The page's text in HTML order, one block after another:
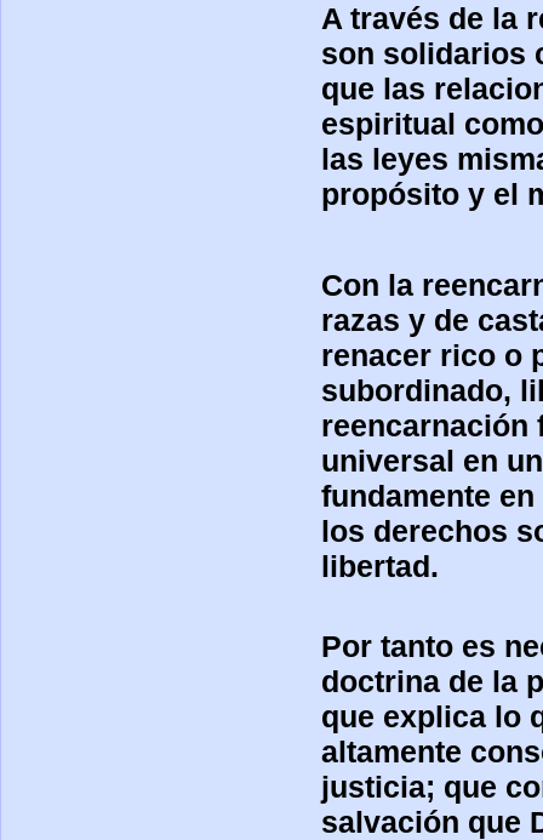
A través de la
son solidarios
que las
espiritual
las leyes
propósito y el
Con la
razas y de
renacer rico o
subordinado,
reencarnación
universal en
fundamente
los derechos
libertad.
Por tanto es
doctrina de la
que explica lo
altamente
justicia; que
salvación que